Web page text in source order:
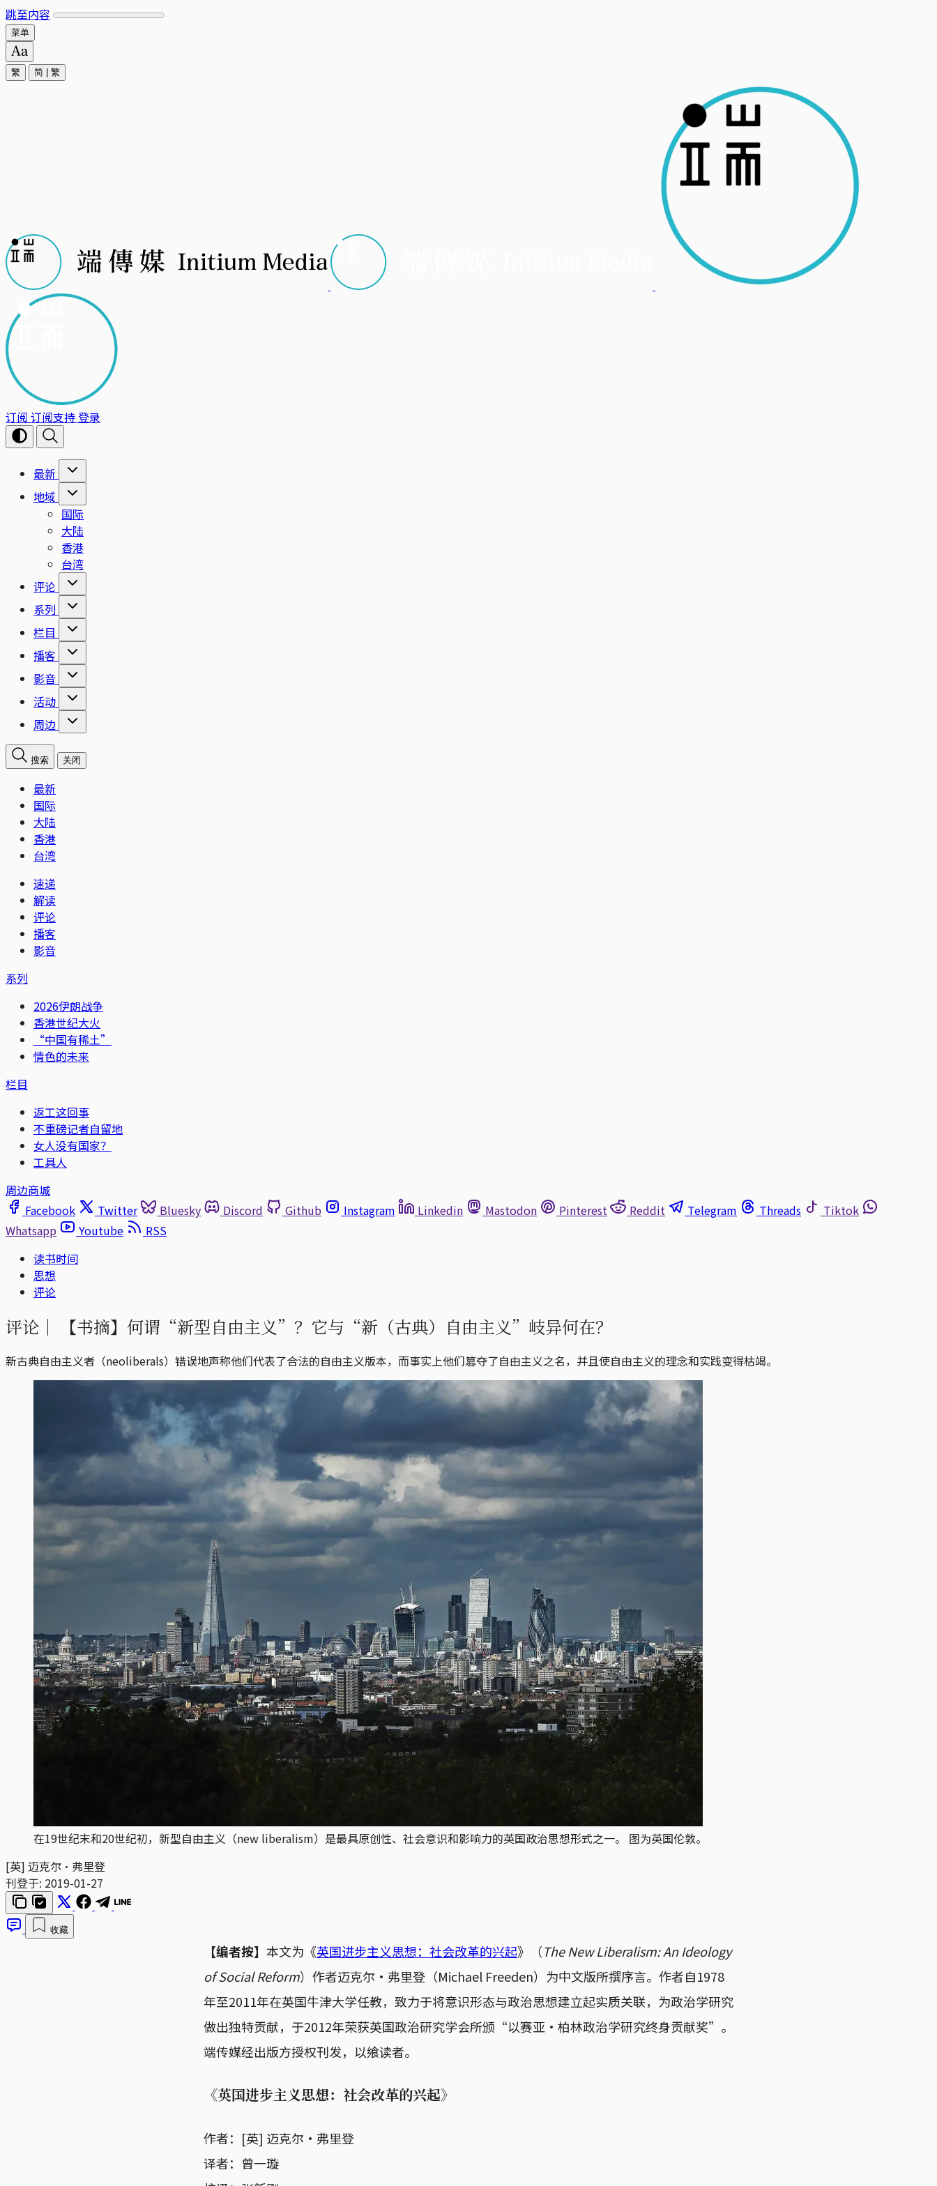
跳至内容
菜单
繁 简 繁
订阅 订阅支持登录
最新
地域
国际
大陆
香港
台湾
评论
系列
栏目
播客
影音
活动
周边
搜索 关闭
最新
国际
大陆
香港
台湾
速递
解读
评论
播客
影音
系列
2026伊朗战争
香港世纪大火
“中国有稀土”
情色的未来
栏目
返工这回事
不重磅记者自留地
女人没有国家？
工具人
周边商城
Facebook
Twitter Bluesky Discord Github Instagram Linkedin Mastodon Pinterest Reddit Telegram Threads
Tiktok
Whatsapp
Youtube
RSS
读书时间
思想
评论
评论｜ 【书摘】何谓“新型自由主义”？它与“新（古典）自由主义”岐异何在？
新古典自由主义者（neoliberals）错误地声称他们代表了合法的自由主义版本，而事实上他们篡夺了自由主义之名，并且使自由主义的理念和实践变得枯竭。
在19世纪末和20世纪初，新型自由主义（new liberalism）是最具原创性、社会意识和影响力的英国政治思想形式之一。 图为英国伦敦。
[英] 迈克尔·弗里登
刊登于: 2019-01-27
收藏
【编者按】 本文为《英国进步主义思想：社会改革的兴起》（The New Liberalism: An Ideology
of Social Reform）作者迈克尔·弗里登（Michael Freeden）为中文版所撰序言。作者自1978
年至2011年在英国牛津大学任教，致力于将意识形态与政治思想建立起实质关联，为政治学研究
做出独特贡献，于2012年荣获英国政治研究学会所颁“以赛亚·柏林政治学研究终身贡献奖”。
端传媒经出版方授权刊发，以飨读者。
《英国进步主义思想：社会改革的兴起》
作者：[英] 迈克尔·弗里登
译者：曾一璇